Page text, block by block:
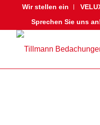
Wir stellen ein
Sprechen Sie uns